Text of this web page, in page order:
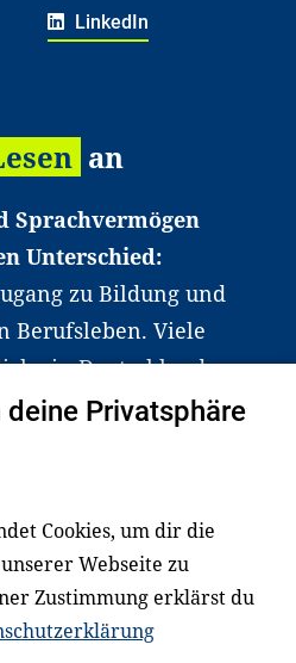
LinkedIn
an
Sprachvermögen
Unterschied:
zu Bildung und
Berufsleben. Viele
in Deutschland
dabei.
Erzieher*innen,
arbeiten wir eng
Unternehmen
Privatsphäre
Cookies, um dir die
Webseite zu
Zustimmung erklärst du